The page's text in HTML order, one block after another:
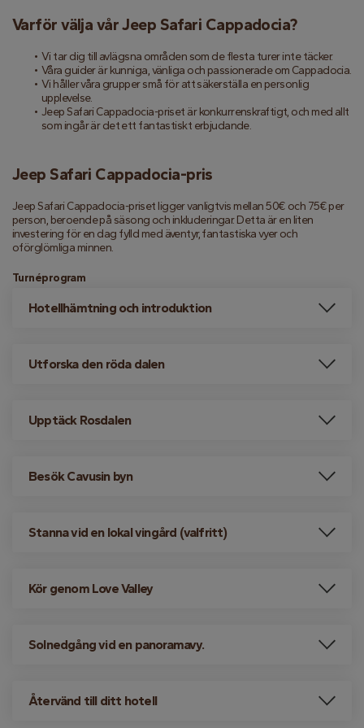
Varför välja vår Jeep Safari Cappadocia?
Vi tar dig till avlägsna områden som de flesta turer inte täcker.
Våra guider är kunniga, vänliga och passionerade om Cappadocia.
Vi håller våra grupper små för att säkerställa en personlig
upplevelse.
Jeep Safari Cappadocia-priset är konkurrenskraftigt, och med allt
som ingår är det ett fantastiskt erbjudande.
Jeep Safari Cappadocia-pris
Jeep Safari Cappadocia-priset ligger vanligtvis mellan 50€ och 75€ per
person, beroende på säsong och inkluderingar. Detta är en liten
investering för en dag fylld med äventyr, fantastiska vyer och
oförglömliga minnen.
Turnéprogram
Hotellhämtning och introduktion
Utforska den röda dalen
Upptäck Rosdalen
Besök Cavusin byn
Stanna vid en lokal vingård (valfritt)
Kör genom Love Valley
Solnedgång vid en panoramavy.
Återvänd till ditt hotell